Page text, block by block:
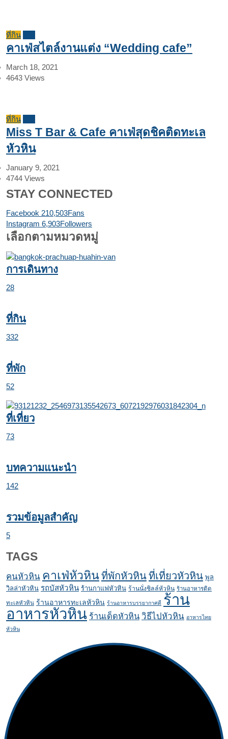
ที่กิน
คาเฟ่สไตล์งานแต่ง “Wedding cafe”
March 18, 2021
4643 Views
ที่กิน
Miss T Bar & Cafe คาเฟ่สุดชิคติดทะเล
หัวหิน
January 9, 2021
4744 Views
STAY CONNECTED
Facebook 210,503Fans
Instagram 6,903Followers
เลือกตามหมวดหมู่
การเดินทาง
28
ที่กิน
332
ที่พัก
52
ที่เที่ยว
73
บทความแนะนำ
142
รวมข้อมูลสำคัญ
5
TAGS
คนหัวหิน คาเฟ่หัวหินที่พักหัวหินที่เที่ยวหัวหิน พูล
วิลล่าหัวหิน รถบัสหัวหิน ร้านกาแฟหัวหิน ร้านนั่งชิลล์หัวหิน ร้านอาหารติด
ทะเลหัวหิน ร้านอาหารทะเลหัวหิน ร้านอาหารบรรยากาศดี ร้าน
อาหารหัวหิน ร้านเด็ดหัวหิน วิธีไปหัวหิน อาหารไทย
หัวหิน